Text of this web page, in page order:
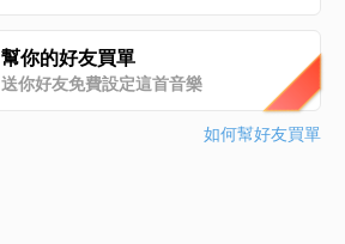
幫你的好友買單
送你好友免費設定這首音樂
如何幫好友買單